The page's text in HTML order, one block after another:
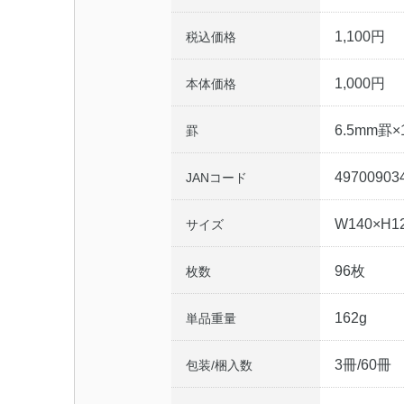
税込価格 1,100円
本体価格 1,000円
罫 6.5mm罫
JANコード
サイズ
枚数 96枚
単品重量 162g
包装/梱入数 3冊/60冊